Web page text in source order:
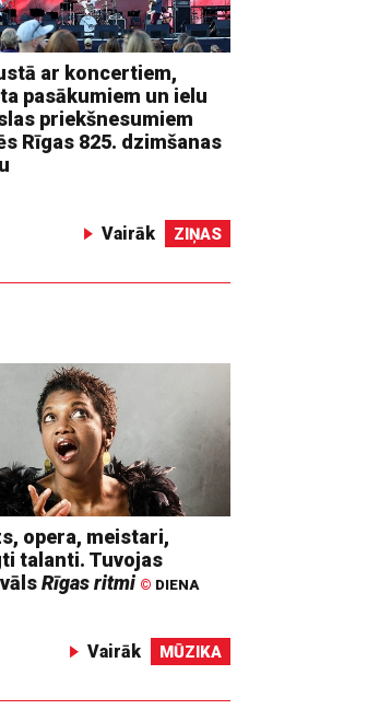
ar koncertiem,
pasākumiem un ielu
priekšnesumiem
Rīgas 825. dzimšanas
Vairāk ZIŅAS
opera, meistari,
talanti. Tuvojas
Rīgas ritmi © DIENA
Vairāk MŪZIKA